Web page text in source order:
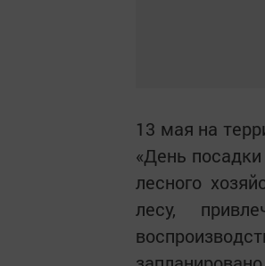
13 мая на
«День
лесного
лесу,